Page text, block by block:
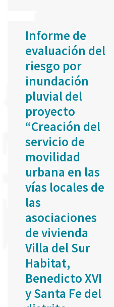
Informe de
evaluación del
riesgo por
inundación
pluvial del
proyecto
“Creación del
servicio de
movilidad
urbana en las
vías locales de
las
asociaciones
de vivienda
Villa del Sur
Habitat,
Benedicto XVI
y Santa Fe del